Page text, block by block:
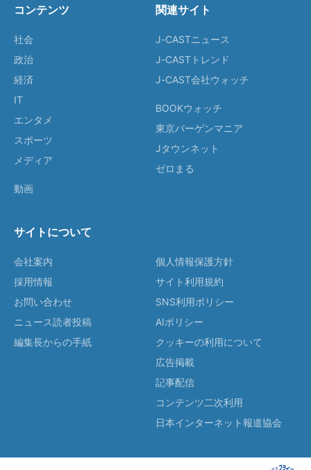
コンテンツ
社会
政治
経済
IT
エンタメ
スポーツ
メディア
動画
関連サイト
J-CASTニュース
J-CASTトレンド
J-CAST会社ウォッチ
BOOKウォッチ
東京バーゲンマニア
Jタウンネット
ゼロまる
サイトについて
会社案内
採用情報
お問い合わせ
ニュース読者投稿
編集長からの手紙
個人情報保護方針
サイト利用規約
SNS利用ポリシー
AIポリシー
クッキーの利用について
広告掲載
記事配信
コンテンツ二次利用
日本インターネット報道協会